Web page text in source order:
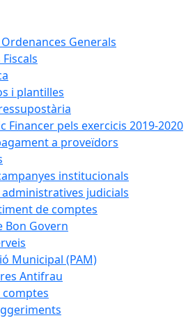
Generals
i plantilles
Financer pels exercicis 2019-2020
a proveïdors
institucionals
administratives judicials
de comptes
Bon Govern
Municipal (PAM)
Antifrau
comptes